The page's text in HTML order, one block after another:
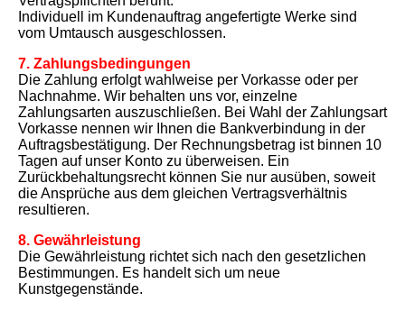
Individuell im Kundenauftrag angefertigte Werke sind
vom Umtausch ausgeschlossen.
7. Zahlungsbedingungen
Die Zahlung erfolgt wahlweise per Vorkasse oder per
Nachnahme. Wir behalten uns vor, einzelne
Zahlungsarten auszuschließen. Bei Wahl der Zahlungsart
Vorkasse nennen wir Ihnen die Bankverbindung in der
Auftragsbestätigung. Der Rechnungsbetrag ist binnen 10
Tagen auf unser Konto zu überweisen. Ein
Zurückbehaltungsrecht können Sie nur ausüben, soweit
die Ansprüche aus dem gleichen Vertragsverhältnis
resultieren.
8. Gewährleistung
Die Gewährleistung richtet sich nach den gesetzlichen
Bestimmungen. Es handelt sich um neue
Kunstgegenstände.